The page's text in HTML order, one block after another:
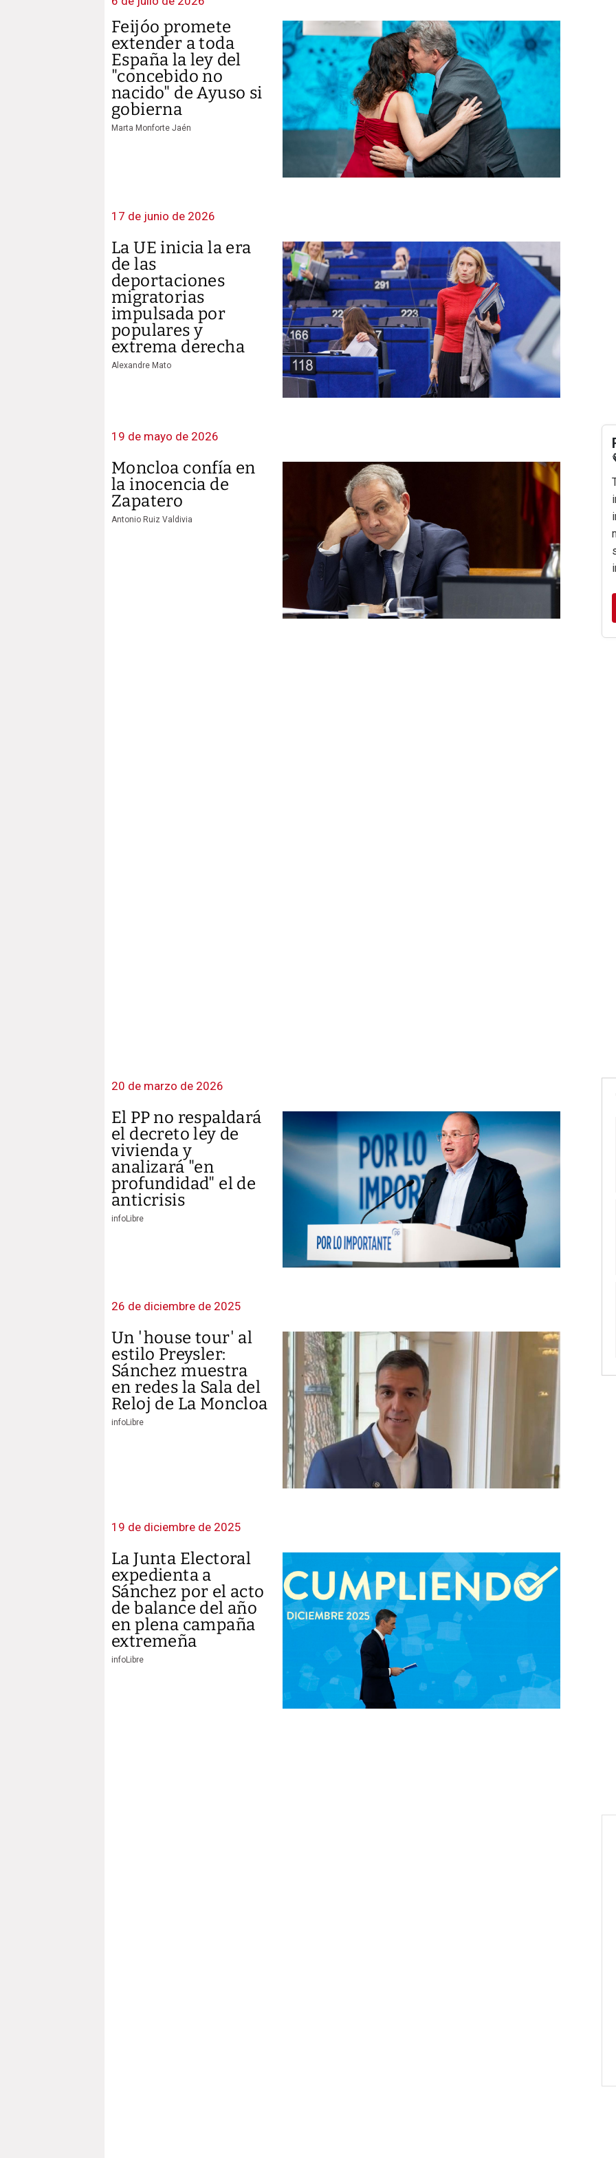
Feijóo promete
extender a toda
España la ley del
"concebido no
nacido" de Ayuso si
gobierna
Marta Monforte Jaén
17 de junio de 2026
La UE inicia la era
de las
deportaciones
migratorias
impulsada por
populares y
extrema derecha
Alexandre Mato
19 de mayo de 2026
Moncloa confía en
la inocencia de
Zapatero
Antonio Ruiz Valdivia
20 de marzo de 2026
El PP no respaldará
el decreto ley de
vivienda y
analizará "en
profundidad" el de
anticrisis
infoLibre
26 de diciembre de 2025
Un 'house tour' al
estilo Preysler:
Sánchez muestra
en redes la Sala del
Reloj de La Moncloa
infoLibre
19 de diciembre de 2025
La Junta Electoral
expedienta a
Sánchez por el acto
de balance del año
en plena campaña
extremeña
infoLibre